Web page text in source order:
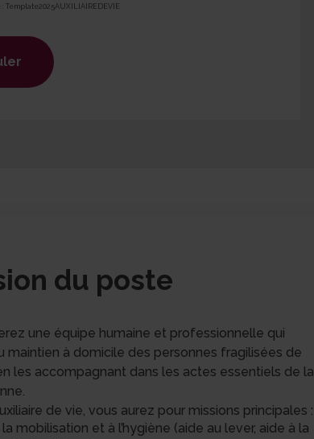
Template2025AUXILIAIREDEVIE
du poste
une équipe humaine et professionnelle qui
maintien à domicile des personnes fragilisées de
les accompagnant dans les actes essentiels de la
de vie, vous aurez pour missions principales :
la mobilisation et à l’hygiène (aide au lever, aide à la